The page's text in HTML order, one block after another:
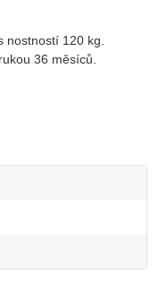
nostností 120 kg.
36 měsíců.